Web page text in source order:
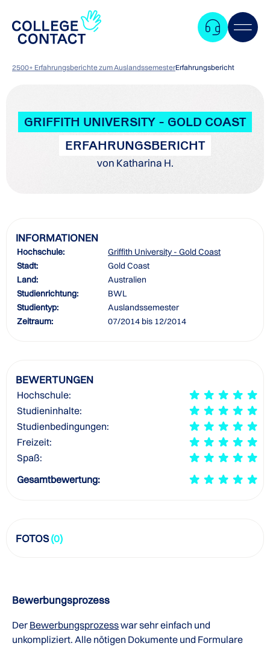
2500+ Erfahrungsberichte zum AuslandssemesterErfahrungsbericht
GRIFFITH UNIVERSITY - GOLD COAST
ERFAHRUNGSBERICHT
von Katharina H.
INFORMATIONEN
Hochschule:
Griffith University - Gold Coast
Stadt:
Gold Coast
Land:
Australien
Studienrichtung:
BWL
Studientyp:
Auslandssemester
Zeitraum:
07/2014 bis 12/2014
BEWERTUNGEN
Hochschule:
Studieninhalte:
Studienbedingungen:
Freizeit:
Spaß:
Gesamtbewertung:
FOTOS(0)
Bewerbungsprozess
Der Bewerbungsprozesswar sehr einfach und
unkompliziert. Alle nötigen Dokumente und Formulare